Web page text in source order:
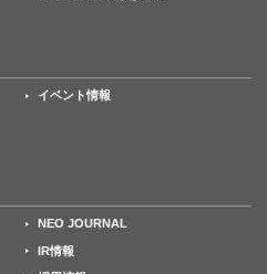
イベント情報
NEO JOURNAL
IR情報